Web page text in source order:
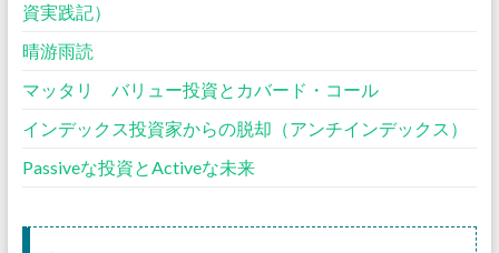
資実践記）
晴游雨読
マッタリ バリュー投資とカバード・コール
インデックス投資家からの脱却（アンチインデックス）
Passiveな投資とActiveな未来